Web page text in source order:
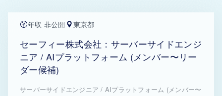
年収 非公開 東京都
セーフィー株式会社：サーバーサイドエンジ
ニア / AIプラットフォーム (メンバー〜リー
ダー候補)
サーバーサイドエンジニア / AIプラットフォーム (メンバー〜